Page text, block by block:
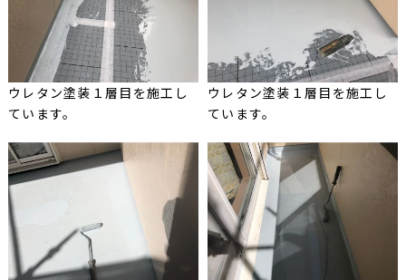
ウレタン塗装１層目を施工し
ています。
ウレタン塗装１層目を施工し
ています。